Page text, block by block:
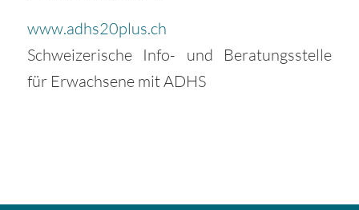
www.adhs20plus.ch
Schweizerische Info- und Beratungsstelle
für Erwachsene mit ADHS